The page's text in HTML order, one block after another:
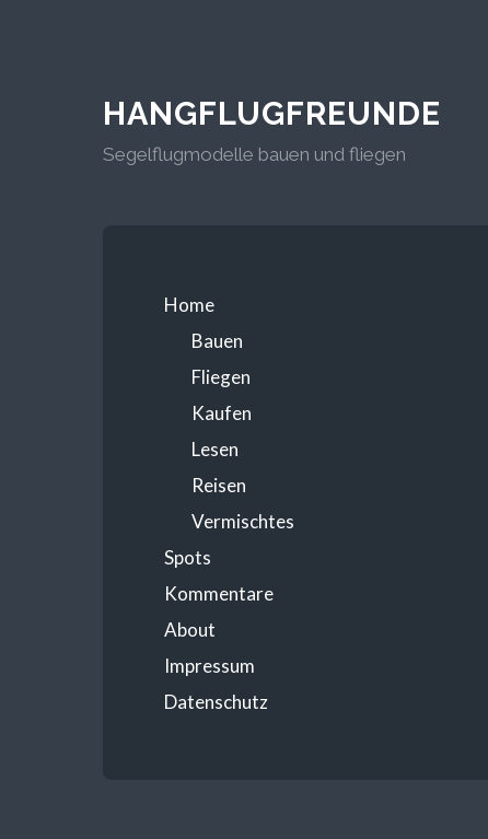
HANGFLUGFREUNDE
Segelflugmodelle bauen und fliegen
Home
Bauen
Fliegen
Kaufen
Lesen
Reisen
Vermischtes
Spots
Kommentare
About
Impressum
Datenschutz